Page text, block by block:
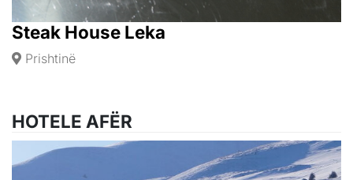
Steak House Leka
Prishtinë
HOTELE AFËR